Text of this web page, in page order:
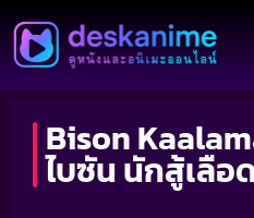
Bison
ไบซัน นักสู้เลือ